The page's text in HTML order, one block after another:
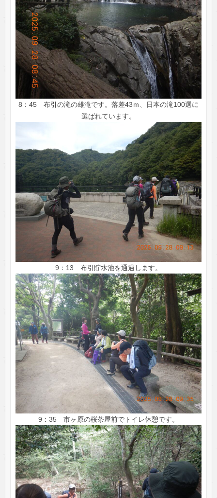
8：45 布引の滝の雄滝です。落差43ｍ、日本の滝100選に
選ばれています。
9：13 布引貯水池を通過します。
9：35 市ヶ原の桜茶屋前でトイレ休憩です。